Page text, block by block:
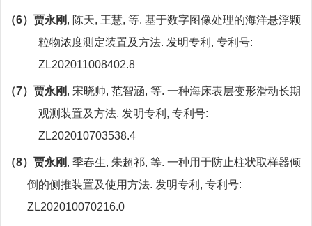
（6） 贾永刚 , 陈天, 王慧, 等. 基于数字图像处理的海洋悬浮颗
粒物浓度测定装置及方法. 发明专利 , 专利号:
ZL202011008402.8
（7）贾永刚 , 宋晓帅, 范智涵, 等. 一种海床表层变形滑动长期
观测装置及方法. 发明专利 , 专利号:
ZL202010703538.4
（8）贾永刚 , 季春生, 朱超祁, 等. 一种用于防止柱状取样器倾
倒的侧推装置及使用方法. 发明专利 , 专利号:
ZL202010070216.0